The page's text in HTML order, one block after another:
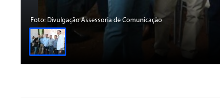
Foto: Divulgação Assessoria de Comunicação